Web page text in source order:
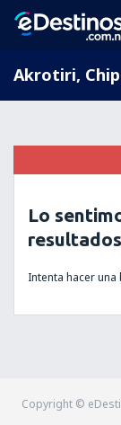
Akrotiri,
Lo
Intenta hacer
Copyright ©